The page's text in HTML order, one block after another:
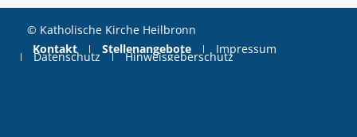
© Katholische Kirche Heilbronn
Kontakt
Stellenangebote Impressum
Datenschutz Hinweisgeberschutz